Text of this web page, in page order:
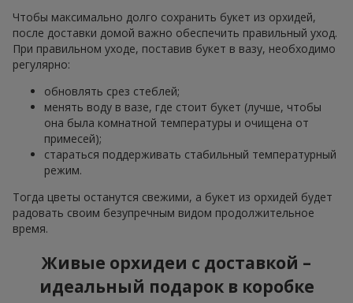
Чтобы максимально долго сохранить букет из орхидей,
после доставки домой важно обеспечить правильный уход.
При правильном уходе, поставив букет в вазу, необходимо
регулярно:
обновлять срез стеблей;
менять воду в вазе, где стоит букет (лучше, чтобы
она была комнатной температуры и очищена от
примесей);
стараться поддерживать стабильный температурный
режим.
Тогда цветы останутся свежими, а букет из орхидей будет
радовать своим безупречным видом продолжительное
время.
Живые орхидеи с доставкой –
идеальный подарок в коробке